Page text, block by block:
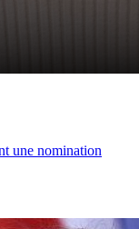
une nomination